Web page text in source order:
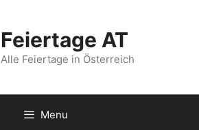
Feiertage AT
Alle Feiertage in Österreich
Menu